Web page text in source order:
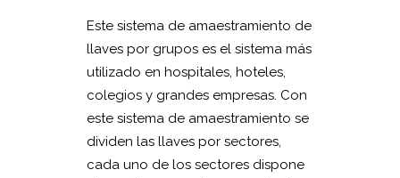
Este sistema de amaestramiento de
llaves por grupos es el sistema más
utilizado en hospitales, hoteles,
colegios y grandes empresas. Con
este sistema de amaestramiento se
dividen las llaves por sectores,
cada uno de los sectores dispone